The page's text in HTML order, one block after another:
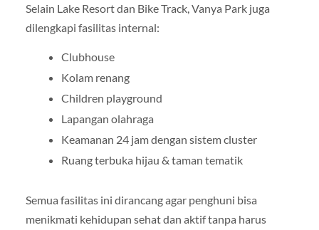
Selain Lake Resort dan Bike Track, Vanya Park juga
dilengkapi fasilitas internal:
Clubhouse
Kolam renang
Children playground
Lapangan olahraga
Keamanan 24 jam dengan sistem cluster
Ruang terbuka hijau & taman tematik
Semua fasilitas ini dirancang agar penghuni bisa
menikmati kehidupan sehat dan aktif tanpa harus